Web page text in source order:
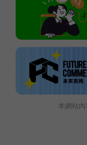
本網站內